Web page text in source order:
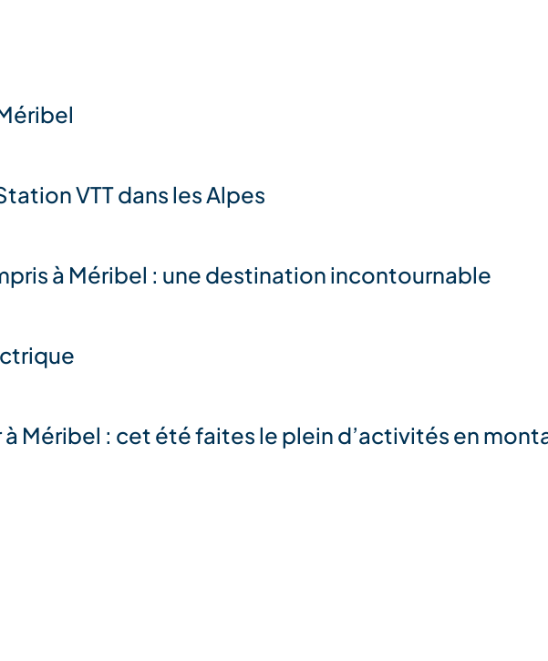
VTT dans les Alpes
à Méribel : une destination incontournable
à Méribel : cet été faites le plein d’activités en